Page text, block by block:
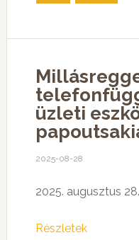
üzleti
2025-08-28
2025. augusztus
Részletek